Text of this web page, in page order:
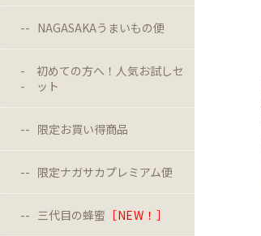
NAGASAKAうまいもの便
初めての方へ！人気お試しセ
ット
限定お買い得商品
限定ナガサカプレミアム便
三代目の蜂蜜 ［NEW！］